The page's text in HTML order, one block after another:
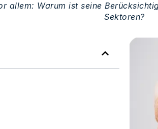
allem: Warum ist seine
Sektoren?